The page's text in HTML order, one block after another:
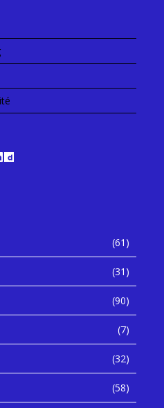
(61)
(31)
(90)
(7)
(32)
(58)